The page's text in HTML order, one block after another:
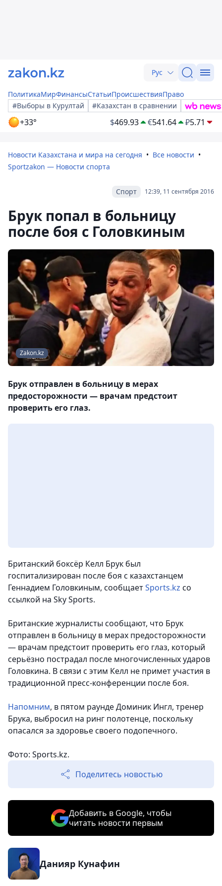
Рус
ПолитикаМирФинансыСтатьиПроисшествияПраво
#Выборы в Курултай
#Казахстан в сравнении
+33° $469.93 €541.64 ₽5.71
Новости Казахстана и мира на сегодня
Все новости
Sportzakon — Новости спорта
12:39, 11 сентября 2016
Спорт
Брук попал в больницу
после боя с Головкиным
Zakon.kz
Брук отправлен в больницу в мерах
предосторожности — врачам предстоит
проверить его глаз.
Британский боксёр Келл Брук был
госпитализирован после боя с казахстанцем
Геннадием Головкиным, сообщаетSports.kz со
ссылкой на Sky Sports.
Британские журналисты сообщают, что Брук
отправлен в больницу в мерах предосторожности
— врачам предстоит проверить его глаз, который
серьёзно пострадал после многочисленных ударов
Головкина. В связи с этим Келл не примет участия в
традиционной пресс-конференции после боя.
Напомним, в пятом раунде Доминик Ингл, тренер
Брука, выбросил на ринг полотенце, поскольку
опасался за здоровье своего подопечного.
Фото: Sports.kz.
Поделитесь новостью
Добавить в Google, чтобы
читать новости первым
Данияр Кунафин